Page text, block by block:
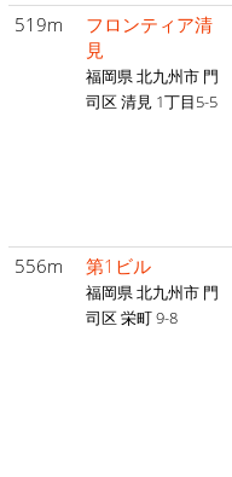
519m
フロンティア清
見
福岡県 北九州市 門
司区 清見 1丁目5-5
556m 第1ビル
福岡県 北九州市 門
司区 栄町 9-8